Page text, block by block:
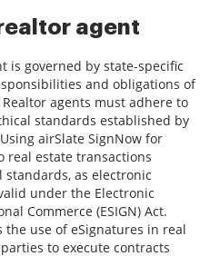
agent
is governed by state-specific
and obligations of
agents must adhere to
standards established by
airSlate SignNow for
real estate transactions
as electronic
under the Electronic
Commerce (ESIGN) Act.
use of eSignatures in real
to execute contracts